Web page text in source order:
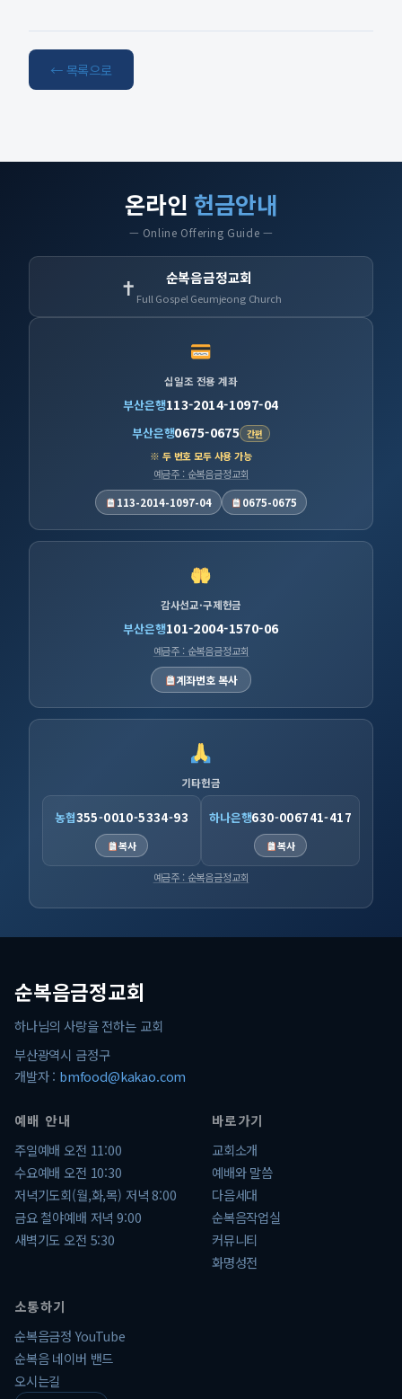
← 목록으로
온라인 헌금안내
— Online Offering Guide —
✝ 순복음금정교회
Full Gospel Geumjeong Church
십일조 전용 계좌
부산은행113-2014-1097-04
부산은행0675-0675 간편
※ 두 번호 모두 사용 가능
예금주 : 순복음금정교회
113-2014-1097-04
0675-0675
감사선교·구제헌금
부산은행101-2004-1570-06
예금주 : 순복음금정교회
계좌번호 복사
기타헌금
농협355-0010-5334-93
복사
하나은행630-006741-417
복사
예금주 : 순복음금정교회
순복음금정교회
하나님의 사랑을 전하는 교회
부산광역시 금정구
개발자 : bmfood@kakao.com
예배 안내
주일예배 오전 11:00
수요예배 오전 10:30
저녁기도회(월,화,목) 저녁 8:00
금요 철야예배 저녁 9:00
새벽기도 오전 5:30
바로가기
교회소개
예배와 말씀
다음세대
순복음작업실
커뮤니티
화명성전
소통하기
순복음금정 YouTube
순복음 네이버 밴드
오시는길